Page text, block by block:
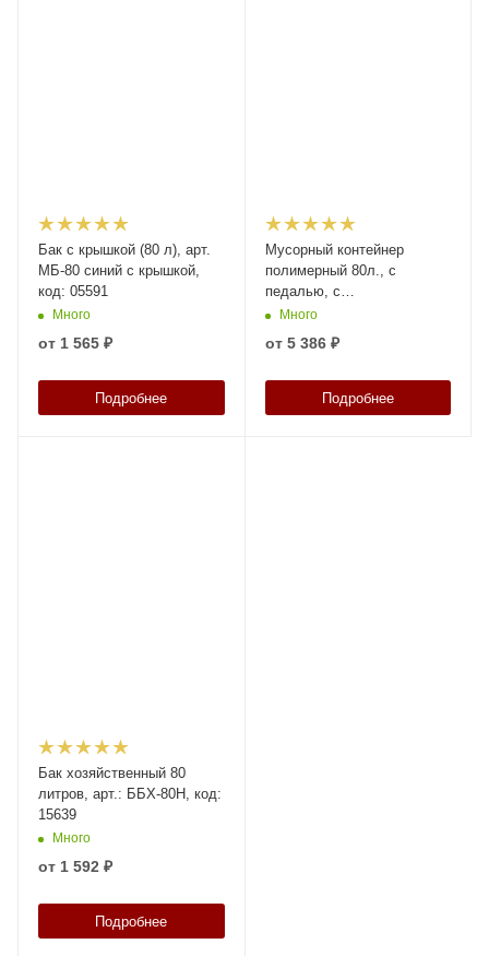
Бак с крышкой (80 л), арт.
МБ-80 синий с крышкой,
код: 05591
Много
от 1 565 ₽
Подробнее
Мусорный контейнер
полимерный 80л., с
педалью, с
пакетодержателем, код:
Много
от 5 386 ₽
Подробнее
Бак хозяйственный 80
литров, арт.: ББХ-80Н, код:
15639
Много
от 1 592 ₽
Подробнее